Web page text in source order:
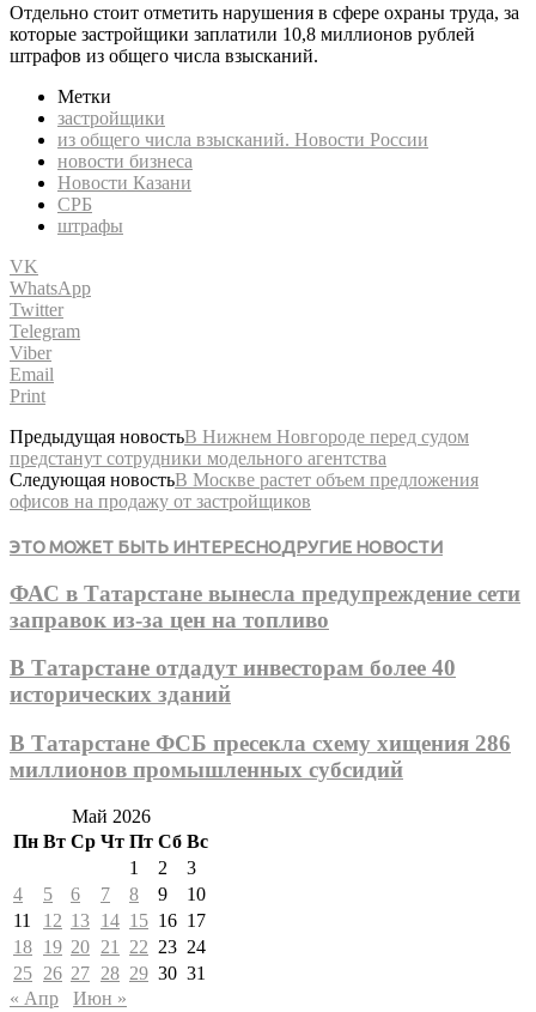
Отдельно стоит отметить нарушения в сфере охраны труда, за
которые застройщики заплатили 10,8 миллионов рублей
штрафов из общего числа взысканий.
Метки
застройщики
из общего числа взысканий. Новости России
новости бизнеса
Новости Казани
СРБ
штрафы
VK
WhatsApp
Twitter
Telegram
Viber
Email
Print
Предыдущая новостьВ Нижнем Новгороде перед судом
предстанут сотрудники модельного агентства
Следующая новостьВ Москве растет объем предложения
офисов на продажу от застройщиков
ЭТО МОЖЕТ БЫТЬ ИНТЕРЕСНОДРУГИЕ НОВОСТИ
ФАС в Татарстане вынесла предупреждение сети
заправок из-за цен на топливо
В Татарстане отдадут инвесторам более 40
исторических зданий
В Татарстане ФСБ пресекла схему хищения 286
миллионов промышленных субсидий
Май 2026
Пн Вт Ср Чт Пт Сб Вс
1
2
3
4
5 6 7 8 9
10
11
12 13 14 15 16 17
18 19 20 21 22 23 24
25 26 27 28 29 30 31
« Апр
Июн »